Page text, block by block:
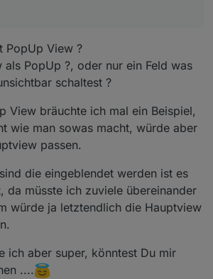
direkt vonLebensMittelWarnung.de
keine Höhenangabe enthalten, kann ich
Höhe. Sollte ich das Bild ggf. als
ausgliedern? Was meint Ihr? Falls wer
stelle ich die Version auch gerne
PopUp View ?
PopUp ?, oder nur ein Feld was
schaltest ?
View bräuchte ich mal ein Beispiel,
wie man sowas macht, würde aber
passen.
die eingeblendet werden ist es
da müsste ich zuviele übereinander
würde ja letztendlich die Hauptview
ich aber super, könntest Du mir
....